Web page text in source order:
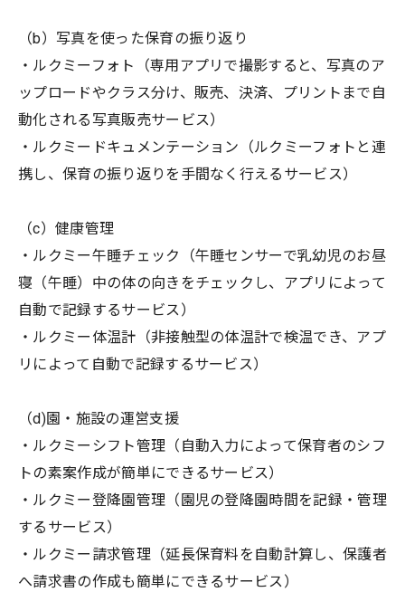
（b）写真を使った保育の振り返り
・ルクミーフォト（専用アプリで撮影すると、写真のア
ップロードやクラス分け、販売、決済、プリントまで自
動化される写真販売サービス）
・ルクミードキュメンテーション（ルクミーフォトと連
携し、保育の振り返りを手間なく行えるサービス）
（c）健康管理
・ルクミー午睡チェック（午睡センサーで乳幼児のお昼
寝（午睡）中の体の向きをチェックし、アプリによって
自動で記録するサービス）
・ルクミー体温計（非接触型の体温計で検温でき、アプ
リによって自動で記録するサービス）
（d)園・施設の運営支援
・ルクミーシフト管理（自動入力によって保育者のシフ
トの素案作成が簡単にできるサービス）
・ルクミー登降園管理（園児の登降園時間を記録・管理
するサービス）
・ルクミー請求管理（延長保育料を自動計算し、保護者
へ請求書の作成も簡単にできるサービス）